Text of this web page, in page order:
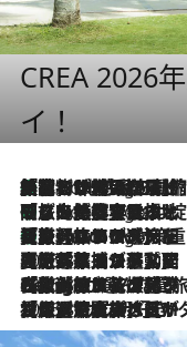
CREA 2026
イ！
2 Hours Ago
「荷物が増えるほど旅ストレスは増す」美容ジャーナリストがたどり着いた最終結論。“化粧品を劇的に減らす”感動の凝縮美容とは
2 Hours Ago
「旅先には金髪ウィッグを持参」日本と同じメイクでは損してる!? 美容ジャーナリストが提案する“掟破りの旅美容”とは
2 Hours Ago
【厳選旅コスメ】「身軽さ＆UV対策重視！」ヘアアーティストshucoが選んだ夏旅ベストコスメを発表【Mサイズジップ】
2026.8.5
【厳選旅コスメ】国内をあちこち移動する河井菜摘が選んだ夏旅ベストコスメ発表！「リラックスアイテムはマスト」【Mサイズジップ】
2026.8.4
【厳選旅コスメ】「紫外線＆乾燥対策しながらメイク感も！」ヘア＆メイクGeorgeが選んだ夏旅ベストコスメを発表！【Mサイズジップ】
2026.8.3
【厳選旅コスメ】「保湿もタイパ重視！」“サウナ好き”タレント清水みさとが愛用する夏旅ベストコスメを発表！【Mサイズジップ】